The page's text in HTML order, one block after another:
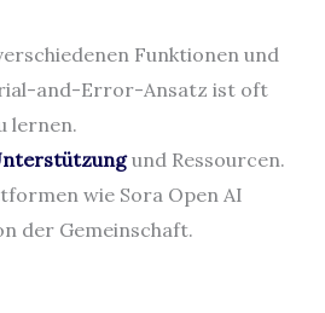
Funktionen und
and-Error-Ansatz ist oft
lernen.
und Ressourcen.
wie Sora Open AI
der Gemeinschaft.